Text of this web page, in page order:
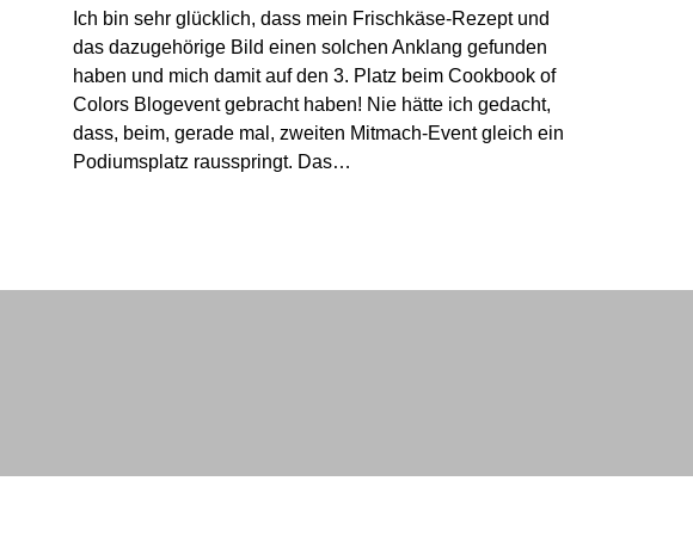
Ich bin sehr glücklich, dass mein Frischkäse-Rezept und
das dazugehörige Bild einen solchen Anklang gefunden
haben und mich damit auf den 3. Platz beim Cookbook of
Colors Blogevent gebracht haben! Nie hätte ich gedacht,
dass, beim, gerade mal, zweiten Mitmach-Event gleich ein
Podiumsplatz rausspringt. Das…